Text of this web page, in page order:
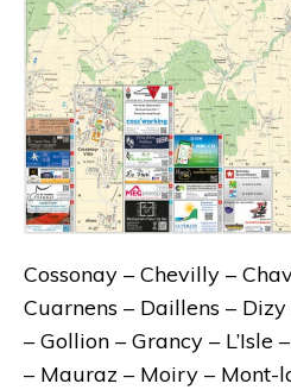
Cossonay – Chevilly –
Cuarnens – Daillens –
– Gollion – Grancy – L’Isle
– Mauraz – Moiry – Mont-